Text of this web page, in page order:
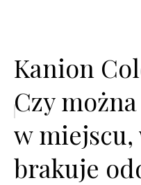
Kanion
Czy
w
brakuje